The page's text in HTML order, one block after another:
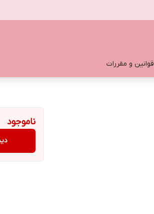
قوانین و مقررات
ناموجود